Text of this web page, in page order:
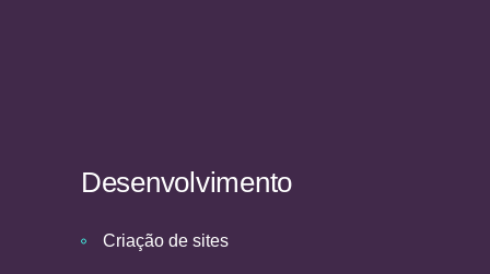
Desenvolvimento
Criação de sites